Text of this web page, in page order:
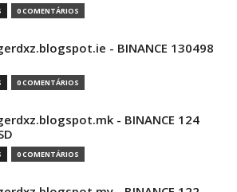
0 COMENTÁRIOS
- BINANCE 130498
0 COMENTÁRIOS
- BINANCE 124
0 COMENTÁRIOS